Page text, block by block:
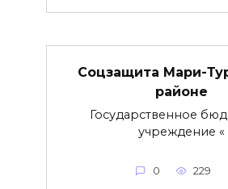
Соцзащита Мари-
районе
Государственное
учреждение «
0 229